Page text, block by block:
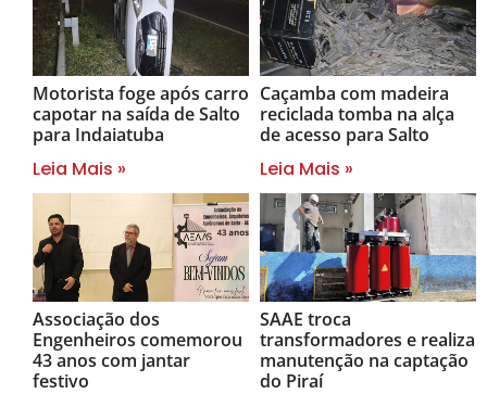
Motorista foge após carro
capotar na saída de Salto
para Indaiatuba
Leia Mais »
Caçamba com madeira
reciclada tomba na alça
de acesso para Salto
Leia Mais »
Associação dos
Engenheiros comemorou
43 anos com jantar
festivo
SAAE troca
transformadores e realiza
manutenção na captação
do Piraí